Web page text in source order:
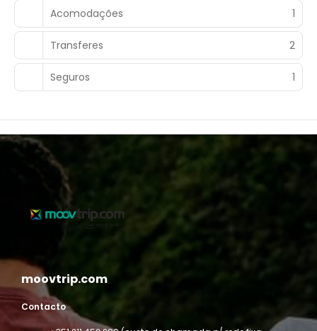
Acomodações 1
Transferes 2
Seguros 1
moovtrip.com
Contacto